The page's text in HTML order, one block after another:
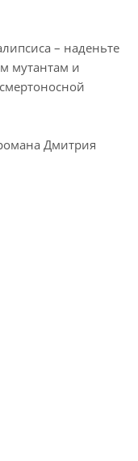
– наденьте
мутантам и
Дмитрия